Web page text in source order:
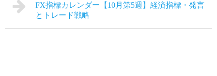
FX指標カレンダー【10月第5週】経済指標・発言
とトレード戦略